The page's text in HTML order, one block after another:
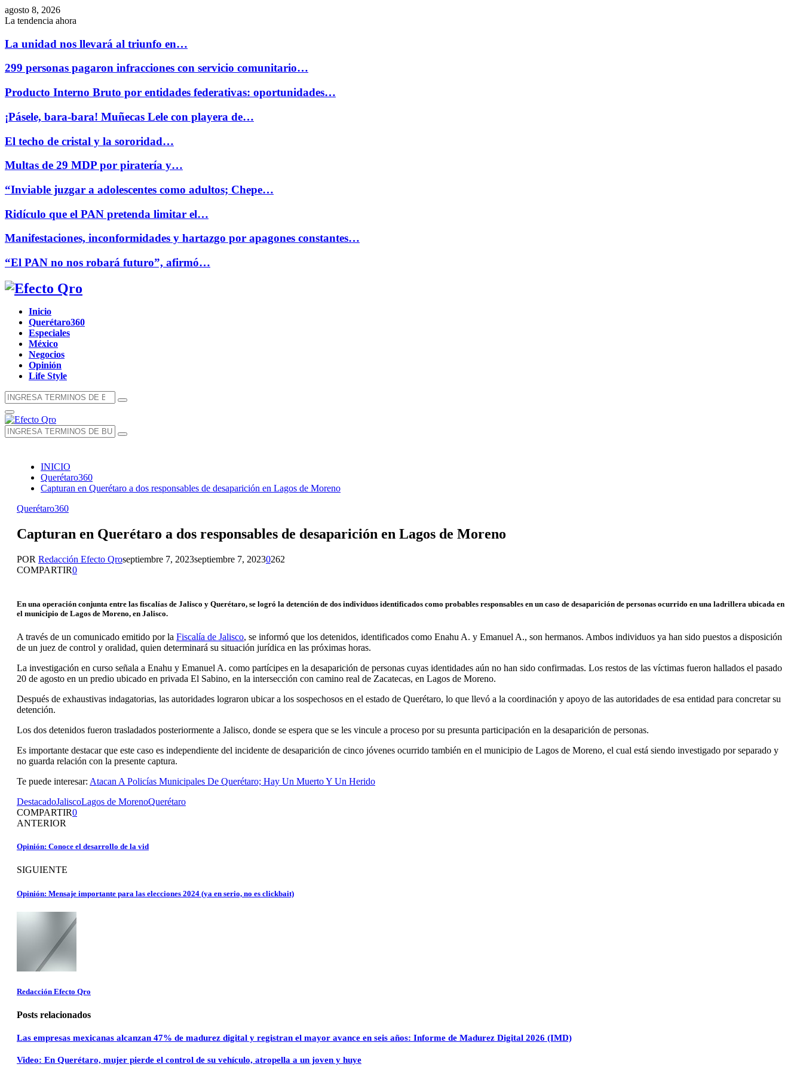
agosto 8, 2026
La tendencia ahora
La unidad nos llevará al triunfo en…
299 personas pagaron infracciones con servicio comunitario…
Producto Interno Bruto por entidades federativas: oportunidades…
¡Pásele, bara-bara! Muñecas Lele con playera de…
El techo de cristal y la sororidad…
Multas de 29 MDP por piratería y…
“Inviable juzgar a adolescentes como adultos; Chepe…
Ridículo que el PAN pretenda limitar el…
Manifestaciones, inconformidades y hartazgo por apagones constantes…
“El PAN no nos robará futuro”, afirmó…
Facebook
Twitter
Instagram
Youtube
Whatsapp
Inicio
Querétaro360
Especiales
México
Negocios
Opinión
Life Style
Búsqueda
de:
Búsqueda
Menú
Principal
Búsqueda
de:
Búsqueda
INICIO
Querétaro360
Capturan en Querétaro a dos responsables de desaparición en Lagos de Moreno
Querétaro360
Capturan en Querétaro a dos responsables de desaparición en Lagos de Moreno
POR Redacción Efecto Qroseptiembre 7, 2023septiembre 7, 20230262
COMPARTIR0
En una operación conjunta entre las fiscalías de Jalisco y Querétaro, se logró la detención de dos individuos identificados como probables responsables en un caso de desaparición de personas ocurrido en una ladrillera ubicada en
el municipio de Lagos de Moreno, en Jalisco.
A través de un comunicado emitido por la Fiscalía de Jalisco, se informó que los detenidos, identificados como Enahu A. y Emanuel A., son hermanos. Ambos individuos ya han sido puestos a disposición
de un juez de control y oralidad, quien determinará su situación jurídica en las próximas horas.
La investigación en curso señala a Enahu y Emanuel A. como partícipes en la desaparición de personas cuyas identidades aún no han sido confirmadas. Los restos de las víctimas fueron hallados el pasado
20 de agosto en un predio ubicado en privada El Sabino, en la intersección con camino real de Zacatecas, en Lagos de Moreno.
Después de exhaustivas indagatorias, las autoridades lograron ubicar a los sospechosos en el estado de Querétaro, lo que llevó a la coordinación y apoyo de las autoridades de esa entidad para concretar su
detención.
Los dos detenidos fueron trasladados posteriormente a Jalisco, donde se espera que se les vincule a proceso por su presunta participación en la desaparición de personas.
Es importante destacar que este caso es independiente del incidente de desaparición de cinco jóvenes ocurrido también en el municipio de Lagos de Moreno, el cual está siendo investigado por separado y
no guarda relación con la presente captura.
Te puede interesar: Atacan A Policías Municipales De Querétaro; Hay Un Muerto Y Un Herido
DestacadoJaliscoLagos de MorenoQuerétaro
COMPARTIR0
ANTERIOR
Opinión: Conoce el desarrollo de la vid
SIGUIENTE
Opinión: Mensaje importante para las elecciones 2024 (ya en serio, no es clickbait)
Redacción Efecto Qro
Posts relacionados
Las empresas mexicanas alcanzan 47% de madurez digital y registran el mayor avance en seis años: Informe de Madurez Digital 2026 (IMD)
Video: En Querétaro, mujer pierde el control de su vehículo, atropella a un joven y huye